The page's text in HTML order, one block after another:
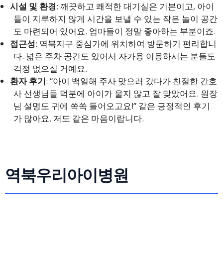
시설 및 환경: 깨끗하고 쾌적한 대기실은 기본이고, 아이
들이 지루하지 않게 시간을 보낼 수 있는 작은 놀이 공간
도 마련되어 있어요. 엄마들이 정말 좋아하는 부분이죠.
접근성: 역북지구 중심가에 위치하여 방문하기 편리합니
다. 넓은 주차 공간도 있어서 자가용 이용하시는 분들도
걱정 없으실 거예요.
환자 후기: “아이 백일해 주사 맞으러 갔다가 친절한 간호
사 선생님들 덕분에 아이가 울지 않고 잘 맞았어요. 원장
님 설명도 귀에 쏙쏙 들어오고요!” 같은 긍정적인 후기
가 많아요. 저도 같은 마음이랍니다.
역북우리아이병원